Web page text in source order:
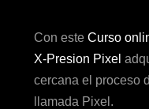
Con esteCurso
X-Presion Pixel
cercana el proceso
llamada Pixel.